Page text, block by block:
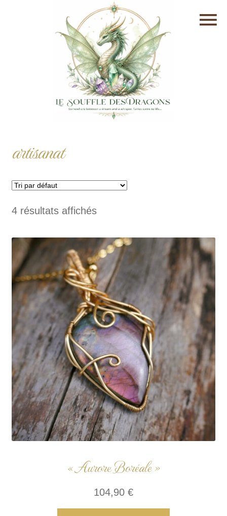
artisanat
4 résultats affichés
« Aurore Boréale »
104,90 €